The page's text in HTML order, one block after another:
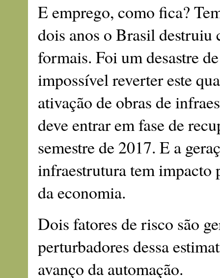
E emprego, como fica?
dois anos o Brasil destruiu
formais. Foi um desastre
impossível reverter este
ativação de obras de
deve entrar em fase de
semestre de 2017. E a
infraestrutura tem impacto
da economia.
Dois fatores de risco são
perturbadores dessa
avanço da automação.